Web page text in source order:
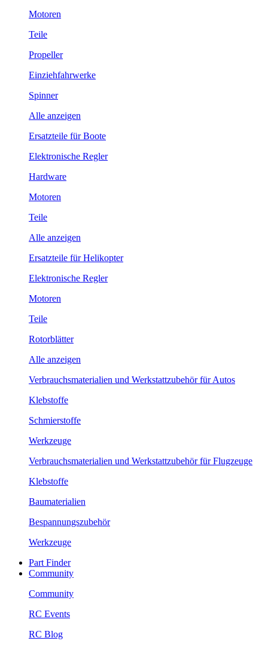
Motoren
Teile
Propeller
Einziehfahrwerke
Spinner
Alle anzeigen
Ersatzteile für Boote
Elektronische Regler
Hardware
Motoren
Teile
Alle anzeigen
Ersatzteile für Helikopter
Elektronische Regler
Motoren
Teile
Rotorblätter
Alle anzeigen
Verbrauchsmaterialien und Werkstattzubehör für Autos
Klebstoffe
Schmierstoffe
Werkzeuge
Verbrauchsmaterialien und Werkstattzubehör für Flugzeuge
Klebstoffe
Baumaterialien
Bespannungszubehör
Werkzeuge
Part Finder
Community
Community
RC Events
RC Blog